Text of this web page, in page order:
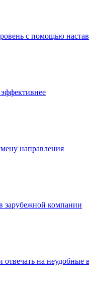
с помощью
направления
зарубежной компании
отвечать на неудобные